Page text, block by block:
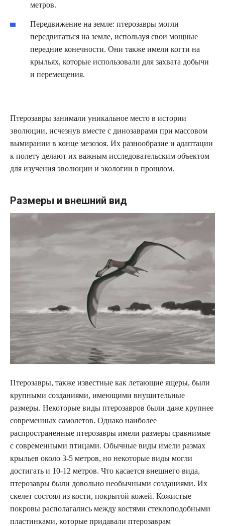
метров.
Передвижение на земле: птерозавры могли
передвигаться на земле, используя свои мощные
передние конечности. Они также имели когти на
крыльях, которые использовали для захвата добычи
и перемещения.
Птерозавры занимали уникальное место в истории
эволюции, исчезнув вместе с динозаврами при массовом
вымирании в конце мезозоя. Их разнообразие и адаптации
к полету делают их важным исследовательским объектом
для изучения эволюции и экологии в прошлом.
Размеры и внешний вид
Птерозавры, также известные как летающие ящеры, были
крупными созданиями, имеющими внушительные
размеры. Некоторые виды птерозавров были даже крупнее
современных самолетов. Однако наиболее
распространенные птерозавры имели размеры сравнимые
с современными птицами. Обычные виды имели размах
крыльев около 3-5 метров, но некоторые виды могли
достигать и 10-12 метров. Что касается внешнего вида,
птерозавры были довольно необычными созданиями. Их
скелет состоял из кости, покрытой кожей. Кожистые
покровы располагались между костями стеклоподобными
пластинками, которые придавали птерозаврам